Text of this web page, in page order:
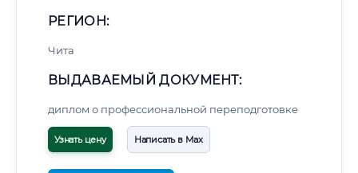
РЕГИОН:
Чита
ВЫДАВАЕМЫЙ ДОКУМЕНТ:
диплом о профессиональной переподготовке
Узнать цену Написать в Max